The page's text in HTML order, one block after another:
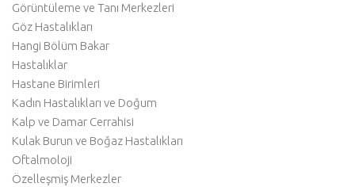
Görüntüleme ve Tanı Merkezleri
Göz Hastalıkları
Hangi Bölüm Bakar
Hastalıklar
Hastane Birimleri
Kadın Hastalıkları ve Doğum
Kalp ve Damar Cerrahisi
Kulak Burun ve Boğaz Hastalıkları
Oftalmoloji
Özelleşmiş Merkezler